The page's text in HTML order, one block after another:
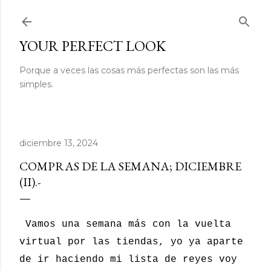
YOUR PERFECT LOOK
Porque a veces las cosas más perfectas son las más
simples.
diciembre 13, 2024
COMPRAS DE LA SEMANA; DICIEMBRE
(II).-
Vamos una semana más con la vuelta
virtual por las tiendas, yo ya aparte
de ir haciendo mi lista de reyes voy